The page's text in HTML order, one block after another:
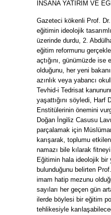
İNSANA YATIRIM VE
Gazeteci kökenli Prof.
eğitimin ideolojik
üzerinde durdu, 2.
eğitim reformunu
açtığını, günümüzde ise
olduğunu, her yeni
azınlık veya yabancı
Tevhid-i Tedrisat
yaşattığını söyledi, Harf
Enstitülerinin önemini
Doğan İngiliz Casusu
parçalamak için
karışarak, toplumu
namazı bile kılarak
Eğitimin hala ideolojik bir
bulunduğunu belirten
imam hatip mezunu
sayıları her geçen gün
ilerde böylesi bir eğitim
tehlikesiyle